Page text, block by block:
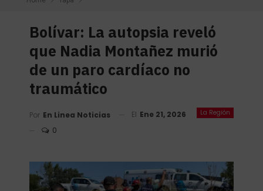
Bolívar: La autopsia reveló
que Nadia Montañez murió
de un paro cardíaco no
traumático
La Región
Por En Linea Noticias El Ene 21, 2026
0